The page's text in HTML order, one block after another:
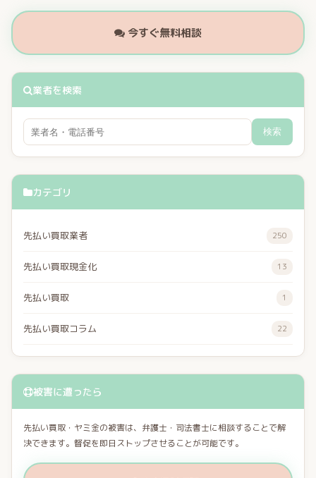
今すぐ無料相談
業者を検索
検索
カテゴリ
先払い買取業者 250
先払い買取現金化 13
先払い買取 1
先払い買取コラム 22
被害に遭ったら
先払い買取・ヤミ金の被害は、弁護士・司法書士に相談することで解
決できます。督促を即日ストップさせることが可能です。